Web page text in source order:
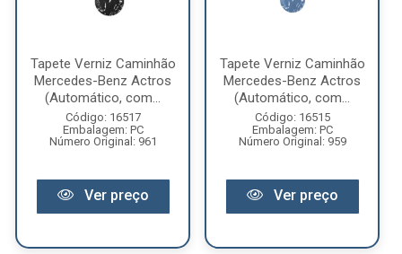
Tapete Verniz Caminhão
Mercedes-Benz Actros
(Automático, com...
Código: 16517
Embalagem: PC
Número Original: 961
Ver preço
Tapete Verniz Caminhão
Mercedes-Benz Actros
(Automático, com...
Código: 16515
Embalagem: PC
Número Original: 959
Ver preço